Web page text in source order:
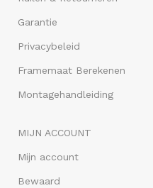
Garantie
Privacybeleid
Framemaat Berekenen
Montagehandleiding
MIJN ACCOUNT
Mijn account
Bewaard